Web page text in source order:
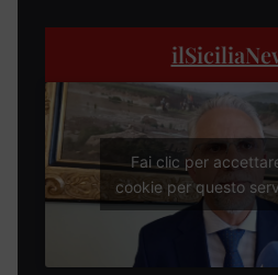
Fai clic per
cookie per questo